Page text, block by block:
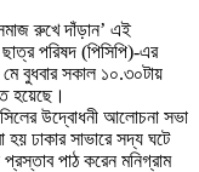
রুখে দাঁড়ান’ এই
পরিষদ (পিসিপি)-এর
বুধবার সকাল ১০.৩০টায়
হয়েছে।
উদ্বোধনী আলোচনা সভা
ঢাকার সাভারে সদ্য ঘটে
পাঠ করেন মনিগ্রাম